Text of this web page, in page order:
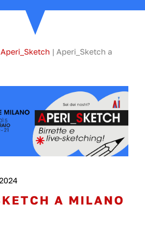
Aperi_Sketch | Aperi_Sketch a
A MILANO